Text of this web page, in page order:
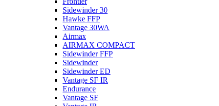
Sidewinder 30
Hawke FFP
Vantage 30WA
Airmax
AIRMAX COMPACT
Sidewinder FFP
Sidewinder
Sidewinder ED
Vantage SF IR
Endurance
Vantage SF